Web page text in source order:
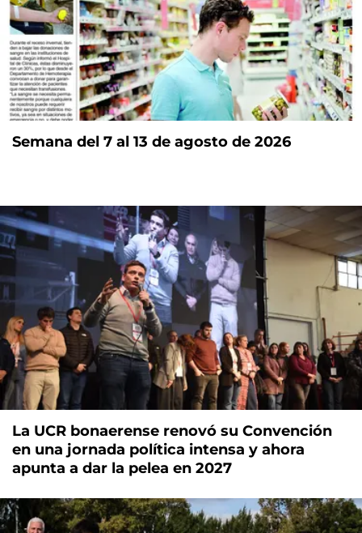
Semana del 7 al 13 de agosto de 2026
La UCR bonaerense renovó su Convención
en una jornada política intensa y ahora
apunta a dar la pelea en 2027